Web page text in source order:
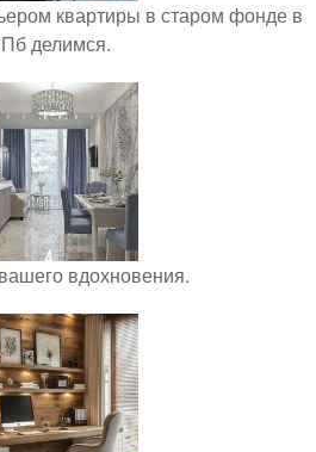
квартиры в старом фонде в
делимся.
вдохновения.